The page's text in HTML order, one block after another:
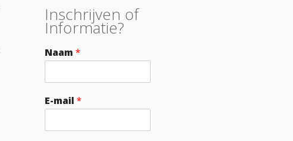
Inschrijven of
Informatie?
Naam*
E-mail*